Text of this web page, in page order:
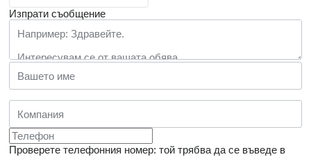
Изпрати съобщение
Проверете телефонния номер: той трябва да се въведе в